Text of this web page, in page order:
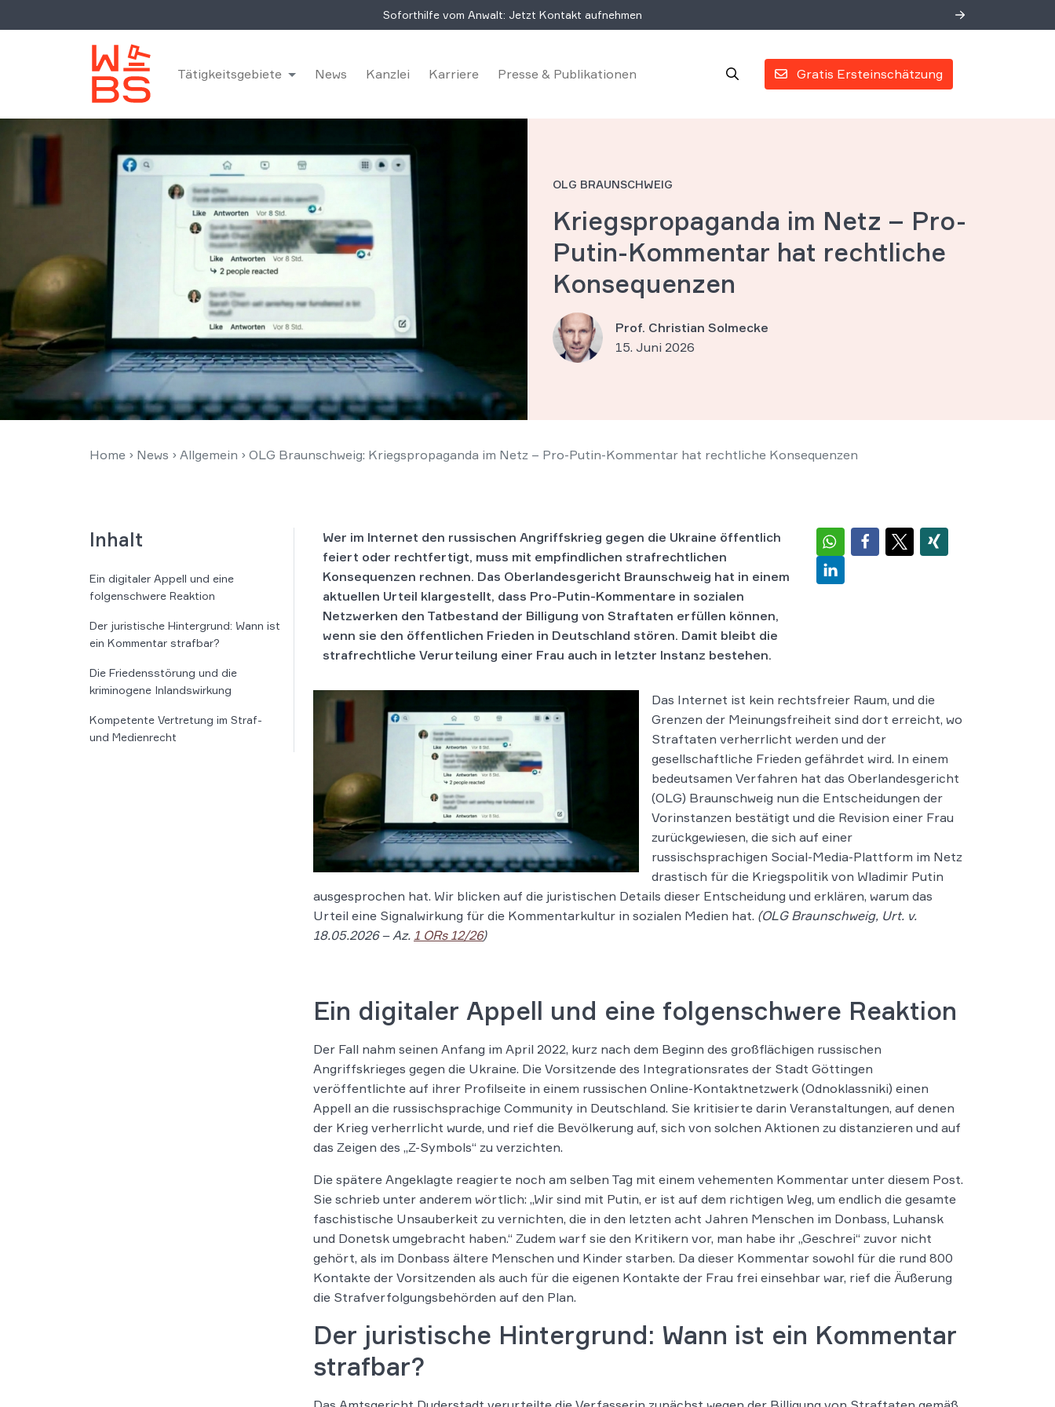
Soforthilfe vom Anwalt: Jetzt Kontakt aufnehmen
Gratis Ersteinschätzung
Tätigkeitsgebiete News Kanzlei Karriere Presse & Publikationen
OLG BRAUNSCHWEIG
Kriegspropaganda im Netz – Pro-
Putin-Kommentar hat rechtliche
Konsequenzen
Prof. Christian Solmecke
15. Juni 2026
Home › News › Allgemein › OLG Braunschweig: Kriegspropaganda im Netz – Pro-Putin-Kommentar hat rechtliche Konsequenzen
Inhalt
Ein digitaler Appell und eine
folgenschwere Reaktion
Der juristische Hintergrund: Wann ist
ein Kommentar strafbar?
Die Friedensstörung und die
kriminogene Inlandswirkung
Kompetente Vertretung im Straf-
und Medienrecht
Wer im Internet den russischen Angriffskrieg gegen die Ukraine öffentlich
feiert oder rechtfertigt, muss mit empfindlichen strafrechtlichen
Konsequenzen rechnen. Das Oberlandesgericht Braunschweig hat in einem
aktuellen Urteil klargestellt, dass Pro-Putin-Kommentare in sozialen
Netzwerken den Tatbestand der Billigung von Straftaten erfüllen können,
wenn sie den öffentlichen Frieden in Deutschland stören. Damit bleibt die
strafrechtliche Verurteilung einer Frau auch in letzter Instanz bestehen.
Das Internet ist kein rechtsfreier Raum, und die
Grenzen der Meinungsfreiheit sind dort erreicht, wo
Straftaten verherrlicht werden und der
gesellschaftliche Frieden gefährdet wird. In einem
bedeutsamen Verfahren hat das Oberlandesgericht
(OLG) Braunschweig nun die Entscheidungen der
Vorinstanzen bestätigt und die Revision einer Frau
zurückgewiesen, die sich auf einer
russischsprachigen Social-Media-Plattform im Netz
drastisch für die Kriegspolitik von Wladimir Putin
ausgesprochen hat. Wir blicken auf die juristischen Details dieser Entscheidung und erklären, warum das
Urteil eine Signalwirkung für die Kommentarkultur in sozialen Medien hat. (OLG Braunschweig, Urt. v.
18.05.2026 – Az. 1 ORs 12/26)
Ein digitaler Appell und eine folgenschwere Reaktion
Der Fall nahm seinen Anfang im April 2022, kurz nach dem Beginn des großflächigen russischen
Angriffskrieges gegen die Ukraine. Die Vorsitzende des Integrationsrates der Stadt Göttingen
veröffentlichte auf ihrer Profilseite in einem russischen Online-Kontaktnetzwerk (Odnoklassniki) einen
Appell an die russischsprachige Community in Deutschland. Sie kritisierte darin Veranstaltungen, auf denen
der Krieg verherrlicht wurde, und rief die Bevölkerung auf, sich von solchen Aktionen zu distanzieren und auf
das Zeigen des „Z-Symbols“ zu verzichten.
Die spätere Angeklagte reagierte noch am selben Tag mit einem vehementen Kommentar unter diesem Post.
Sie schrieb unter anderem wörtlich: „Wir sind mit Putin, er ist auf dem richtigen Weg, um endlich die gesamte
faschistische Unsauberkeit zu vernichten, die in den letzten acht Jahren Menschen im Donbass, Luhansk
und Donetsk umgebracht haben.“ Zudem warf sie den Kritikern vor, man habe ihr „Geschrei“ zuvor nicht
gehört, als im Donbass ältere Menschen und Kinder starben. Da dieser Kommentar sowohl für die rund 800
Kontakte der Vorsitzenden als auch für die eigenen Kontakte der Frau frei einsehbar war, rief die Äußerung
die Strafverfolgungsbehörden auf den Plan.
Der juristische Hintergrund: Wann ist ein Kommentar
strafbar?